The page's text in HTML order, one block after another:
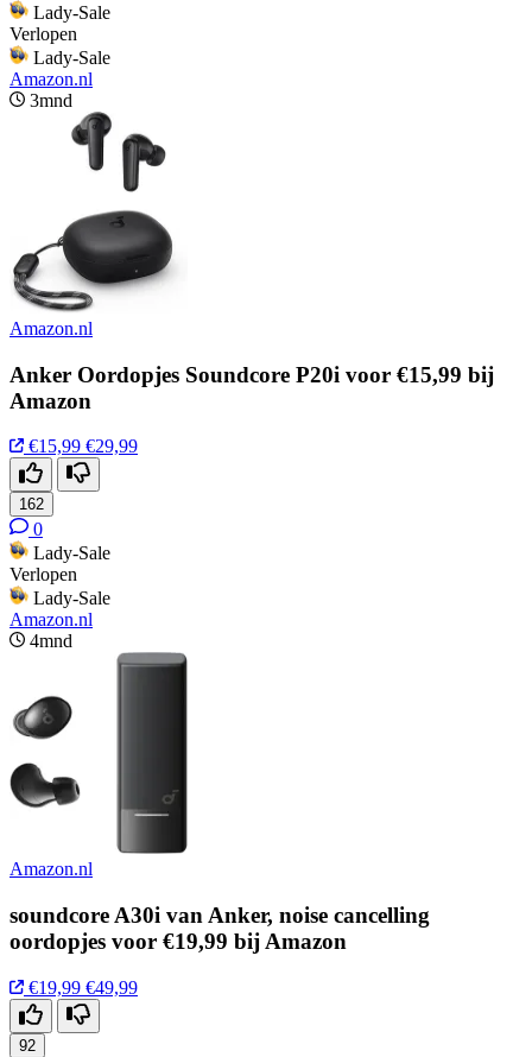
Lady-Sale
Verlopen
Lady-Sale
Amazon.nl
3mnd
Amazon.nl
Anker Oordopjes Soundcore P20i voor €15,99 bij
Amazon
€15,99 €29,99
162
0
Lady-Sale
Verlopen
Lady-Sale
Amazon.nl
4mnd
Amazon.nl
soundcore A30i van Anker, noise cancelling
oordopjes voor €19,99 bij Amazon
€19,99 €49,99
92